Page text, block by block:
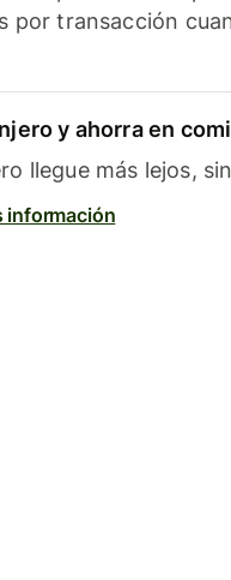
por transacción
y ahorra en
llegue más lejos,
información